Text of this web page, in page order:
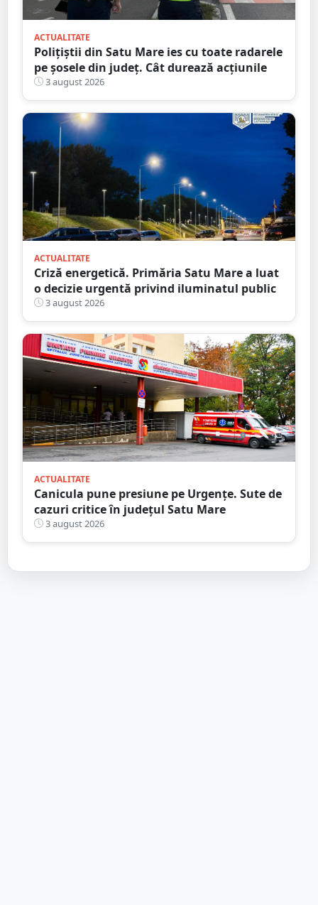
ACTUALITATE
Polițiștii din Satu Mare ies cu toate radarele
pe șosele din județ. Cât durează acțiunile
3 august 2026
ACTUALITATE
Criză energetică. Primăria Satu Mare a luat
o decizie urgentă privind iluminatul public
3 august 2026
ACTUALITATE
Canicula pune presiune pe Urgențe. Sute de
cazuri critice în județul Satu Mare
3 august 2026